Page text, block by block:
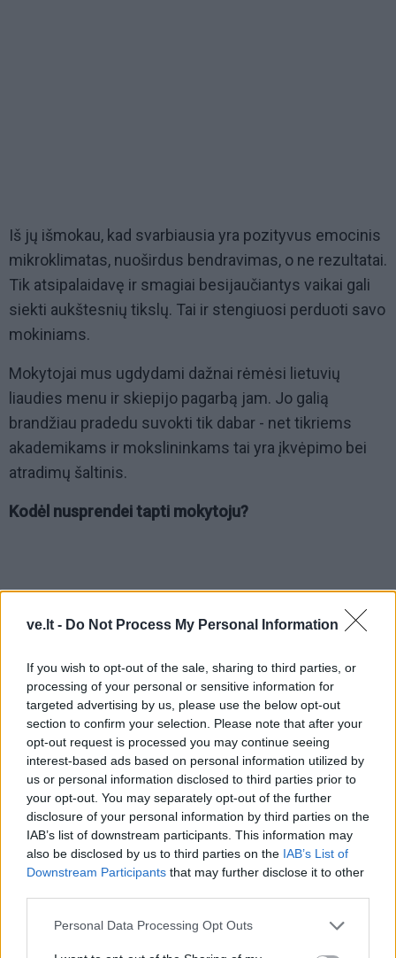
ve.lt - Do Not Process My Personal Information
If you wish to opt-out of the sale, sharing to third parties, or
processing of your personal or sensitive information for
targeted advertising by us, please use the below opt-out
section to confirm your selection. Please note that after your
opt-out request is processed you may continue seeing
interest-based ads based on personal information utilized by
us or personal information disclosed to third parties prior to
your opt-out. You may separately opt-out of the further
disclosure of your personal information by third parties on the
IAB’s list of downstream participants. This information may
also be disclosed by us to third parties on the IAB’s List of
Downstream Participants that may further disclose it to other
Personal Data Processing Opt Outs
Iš jų išmokau, kad svarbiausia yra pozityvus emocinis
mikroklimatas, nuoširdus bendravimas, o ne rezultatai.
Tik atsipalaidavę ir smagiai besijaučiantys vaikai gali
siekti aukštesnių tikslų. Tai ir stengiuosi perduoti savo
mokiniams.
Mokytojai mus ugdydami dažnai rėmėsi lietuvių
liaudies menu ir skiepijo pagarbą jam. Jo galią
brandžiau pradedu suvokti tik dabar - net tikriems
akademikams ir mokslininkams tai yra įkvėpimo bei
atradimų šaltinis.
Kodėl nusprendei tapti mokytoju?
Mokytoju nusprendžiau tapti norėdamas būti arčiau
jaunimo. Juk kai bendrauji su jaunimu, ir pats jautiesi
jaunesnis?
O jeigu rimtai, tai norisi dalintis žiniomis ir patirtimi,
kurių prisikaupė studijuojant bakalauro ir magistro